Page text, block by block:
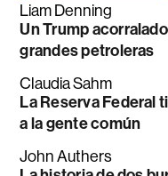
Liam Denning
Un Trump
grandes petroleras
Claudia Sahm
La Reserva Federal
a la gente común
John Authers